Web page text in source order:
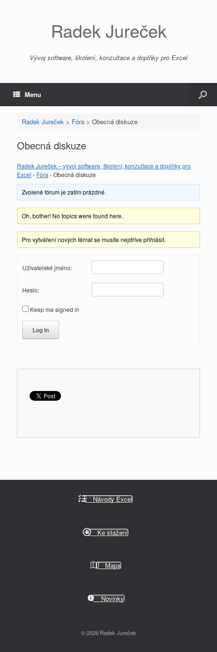
Radek Jureček
Vývoj software, školení, konzultace a doplňky pro Excel
Menu
Radek Jureček > Fóra> Obecná diskuze
Obecná diskuze
Radek Jureček – vývoj software, školení, konzultace a doplňky pro
Excel › Fóra › Obecná diskuze
Zvolené fórum je zatím prázdné.
Oh, bother! No topics were found here.
Pro vytváření nových témat se musíte nejdříve přihlásit.
Uživatelské jméno:
Heslo:
Keep me signed in
Log In
Návody Excel
Ke stažení
Mapa
Novinky
© 2026 Radek Jureček